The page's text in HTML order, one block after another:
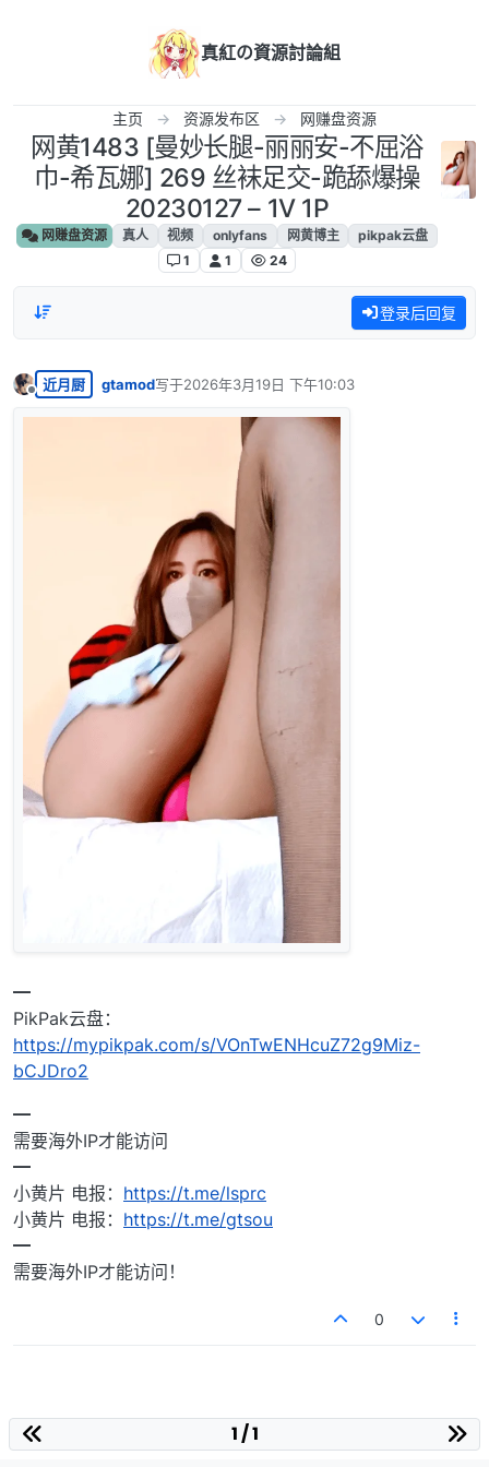
真紅の資源討論組
主页 资源发布区 网赚盘资源
网黄1483 [曼妙长腿-丽丽安-不屈浴
巾-希瓦娜] 269 丝袜足交-跪舔爆操
20230127 – 1V 1P
网赚盘资源 真人 视频 onlyfans 网黄博主
pikpak云盘
1
1 24
登录后回复
离线
近月厨 gtamod写于2026年3月19日 下午10:03
最后由 编辑
━
PikPak云盘：
https://mypikpak.com/s/VOnTwENHcuZ72g9Miz-
bCJDro2
━
需要海外IP才能访问
━
小黄片 电报： https://t.me/lsprc
小黄片 电报： https://t.me/gtsou
━
需要海外IP才能访问！
0
1 / 1